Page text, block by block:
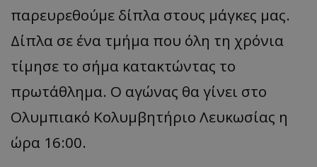
παρευρεθούμε δίπλα στους μάγκες μας.
Δίπλα σε ένα τμήμα που όλη τη χρόνια
τίμησε το σήμα κατακτώντας το
πρωτάθλημα. Ο αγώνας θα γίνει στο
Ολυμπιακό Κολυμβητήριο Λευκωσίας η
ώρα 16:00.